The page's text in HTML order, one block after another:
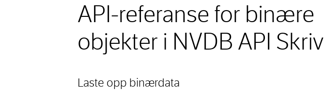
API-referanse for binære
objekter i NVDB API Skriv
Laste opp binærdata